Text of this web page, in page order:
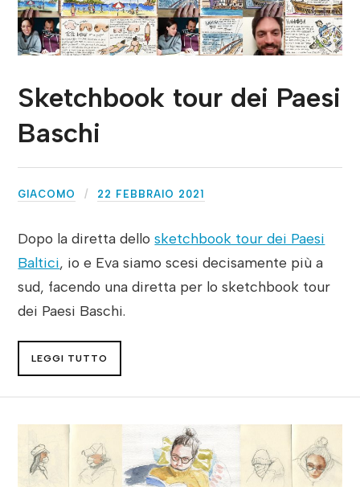
Sketchbook tour dei Paesi
Baschi
GIACOMO 22 FEBBRAIO 2021
Dopo la diretta dellosketchbook tour dei Paesi
Baltici, io e Eva siamo scesi decisamente più a
sud, facendo una diretta per lo sketchbook tour
dei Paesi Baschi.
LEGGI TUTTO